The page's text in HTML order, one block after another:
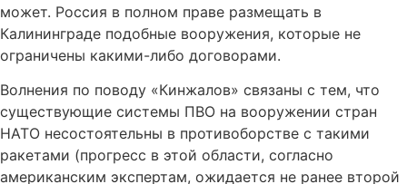
может. Россия в полном праве размещать в
Калининграде подобные вооружения, которые не
ограничены какими-либо договорами.
Волнения по поводу «Кинжалов» связаны с тем, что
существующие системы ПВО на вооружении стран
НАТО несостоятельны в противоборстве с такими
ракетами (прогресс в этой области, согласно
американским экспертам, ожидается не ранее второй